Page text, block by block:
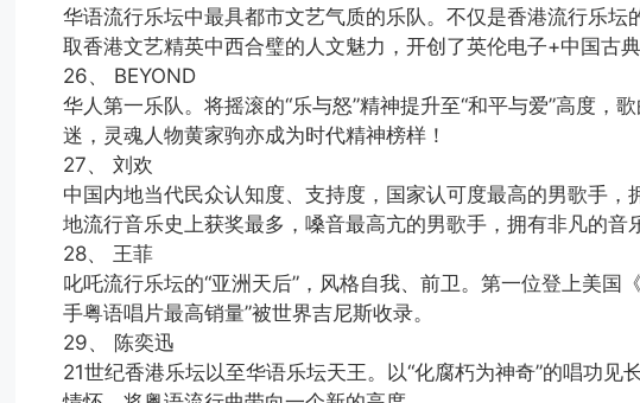
华语流行乐坛中最具都市文艺气质的乐队。不仅是香港流行乐坛
取香港文艺精英中西合璧的人文魅力，开创了英伦电子+中国古典
26、 BEYOND
华人第一乐队。将摇滚的“乐与怒”精神提升至“和平与爱”高度，
迷，灵魂人物黄家驹亦成为时代精神榜样！
27、 刘欢
中国内地当代民众认知度、支持度，国家认可度最高的男歌手
地流行音乐史上获奖最多，嗓音最高亢的男歌手，拥有非凡的音
28、 王菲
叱吒流行乐坛的“亚洲天后”，风格自我、前卫。第一位登上美国
手粤语唱片最高销量”被世界吉尼斯收录。
29、 陈奕迅
21世纪香港乐坛以至华语乐坛天王。以“化腐朽为神奇”的唱功见